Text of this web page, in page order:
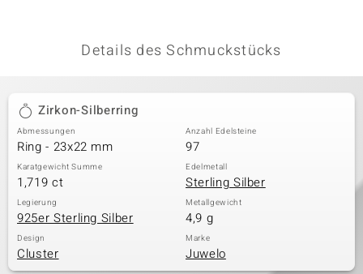
Details des Schmuckstücks
Zirkon-Silberring
Abmessungen
Ring - 23x22 mm
Anzahl Edelsteine
97
Karatgewicht Summe
1,719 ct
Edelmetall
Sterling Silber
Legierung
925er Sterling Silber
Metallgewicht
4,9 g
Design
Cluster
Marke
Juwelo